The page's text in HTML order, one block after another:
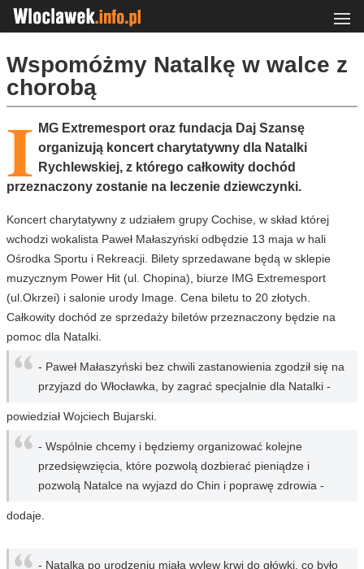
Wspomóżmy Natalkę w walce z
chorobą
I MG Extremesport oraz fundacja Daj Szansę
organizują koncert charytatywny dla Natalki
Rychlewskiej, z którego całkowity dochód
przeznaczony zostanie na leczenie dziewczynki.
Koncert charytatywny z udziałem grupy Cochise, w skład której
wchodzi wokalista Paweł Małaszyński odbędzie 13 maja w hali
Ośrodka Sportu i Rekreacji. Bilety sprzedawane będą w sklepie
muzycznym Power Hit (ul. Chopina), biurze IMG Extremesport
(ul.Okrzei) i salonie urody Image. Cena biletu to 20 złotych.
Całkowity dochód ze sprzedaży biletów przeznaczony będzie na
pomoc dla Natalki.
- Paweł Małaszyński bez chwili zastanowienia zgodził się na
przyjazd do Włocławka, by zagrać specjalnie dla Natalki -
powiedział Wojciech Bujarski.
- Wspólnie chcemy i będziemy organizować kolejne
przedsięwzięcia, które pozwolą dozbierać pieniądze i
pozwolą Natalce na wyjazd do Chin i poprawę zdrowia -
dodaje.
- Natalka po urodzeniu miała wylew krwi do główki, co było